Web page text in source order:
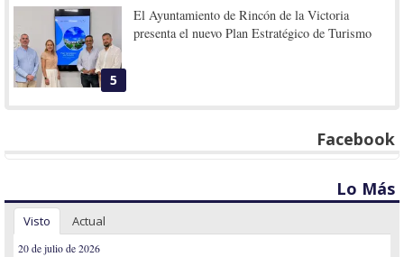
5
El Ayuntamiento de Rincón de la Victoria
presenta el nuevo Plan Estratégico de Turismo
Facebook
Lo Más
Visto Actual
20 de julio de 2026